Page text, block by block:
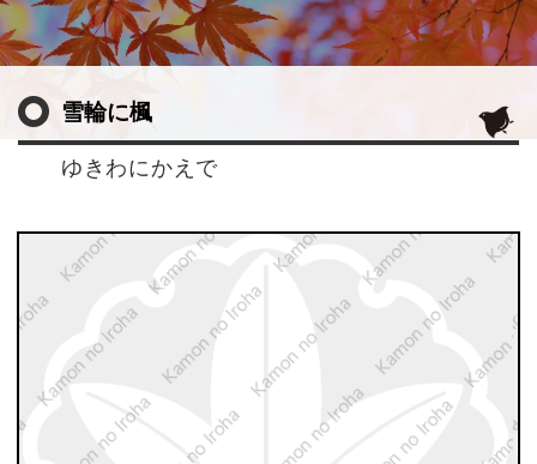
雪輪に楓
ゆきわにかえで